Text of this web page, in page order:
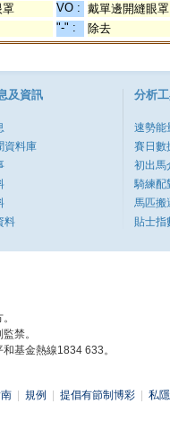
罩 VO : 戴單邊開縫眼罩
"-" : 除去
及資訊
資料庫
料
分析
速勢能
賽日數
初出馬
騎練配
馬匹搬
貼士指
禁。
基金熱線1834 633。
規例 提倡有節制博彩 私